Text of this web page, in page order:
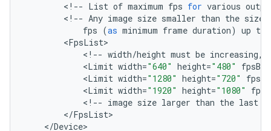
< !-- List of maximum fps for various
< !-- Any image size smaller than the size
fps (as minimum frame duration) up to
<FpsList
< !-- width/height must be increasing,
<Limit width="640" height="480"
<Limit width="1280" height="720"
<Limit width="1920" height="1080"
< !-- image size larger than the last
</FpsList
</Device>